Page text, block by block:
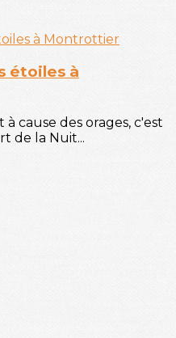
étoiles à
cause des orages, c'est
de la Nuit...